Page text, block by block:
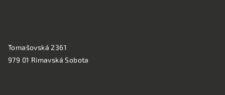
Tomašovská 2361
979 01 Rimavská Sobota